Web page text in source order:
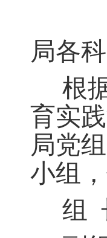
局各
根
育实
局党
小组
，
组